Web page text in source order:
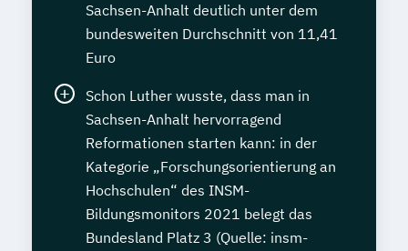
Sachsen-Anhalt deutlich unter dem
bundesweiten Durchschnitt von 11,41
Euro
Schon Luther wusste, dass man in
Sachsen-Anhalt hervorragend
Reformationen starten kann: in der
Kategorie „Forschungsorientierung an
Hochschulen“ des INSM-
Bildungsmonitors 2021 belegt das
Bundesland Platz 3 (Quelle: insm-